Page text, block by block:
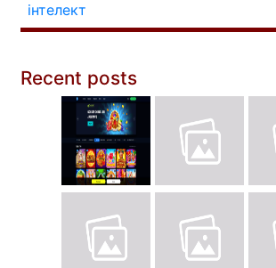
інтелект
Recent posts